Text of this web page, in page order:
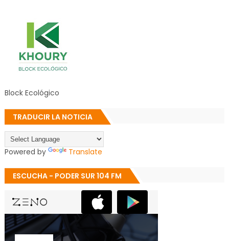
Block Ecológico
TRADUCIR LA NOTICIA
Powered by Translate
ESCUCHA - PODER SUR 104 FM